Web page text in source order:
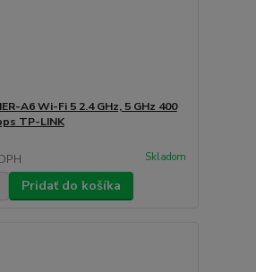
A6 Wi-Fi 5 2.4 GHz, 5 GHz 400
TP-LINK
Skladom
Pridať do košíka